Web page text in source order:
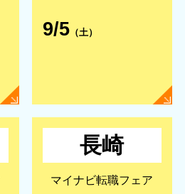
9/5（土）
長崎
マイナビ転職フェア